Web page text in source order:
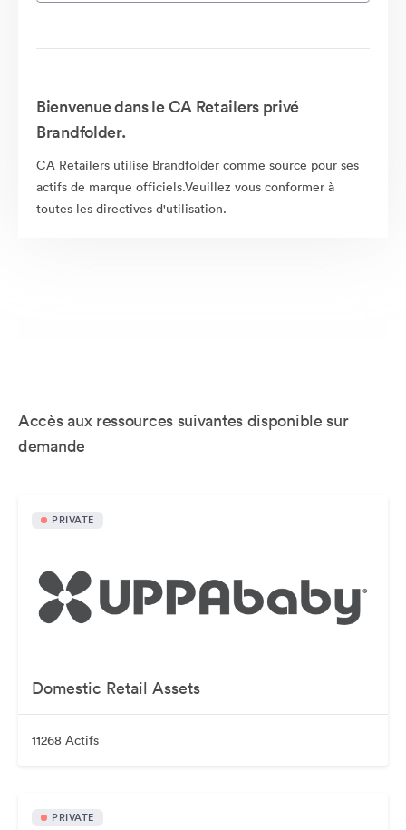
Bienvenue dans le CA Retailers privé
Brandfolder.
CA Retailers utilise Brandfolder comme source pour ses
actifs de marque officiels.Veuillez vous conformer à
toutes les directives d'utilisation.
Accès aux ressources suivantes disponible sur
demande
PRIVATE
Domestic Retail Assets
11268 Actifs
PRIVATE